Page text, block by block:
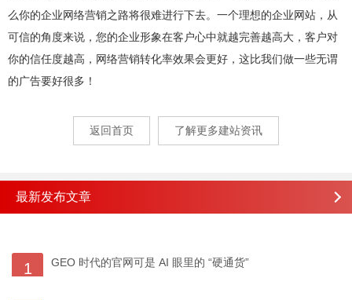
么你的企业网络营销之路将很难进行下去。一个理想的企业网站，从
可信的角度来说，您的企业形象在客户心中就越完善越高大，客户对
你的信任度越高，网络营销转化率效果会更好，这比我们做一些无谓
的广告要好很多！
返回首页 了解更多建站资讯
最新发布文章
1 GEO 时代的官网可是 AI 眼里的 “硬通货”